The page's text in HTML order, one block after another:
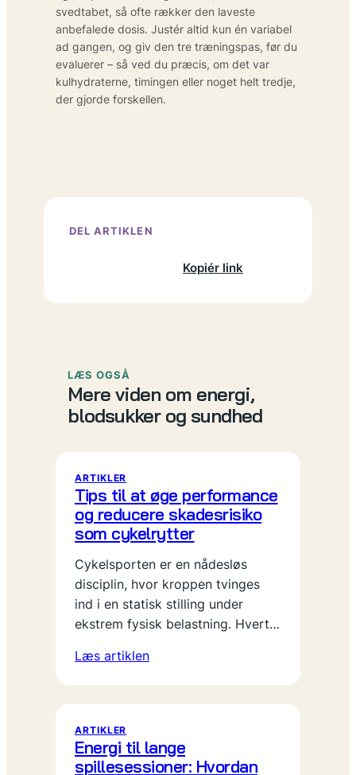
svedtabet, så ofte rækker den laveste
anbefalede dosis. Justér altid kun én variabel
ad gangen, og giv den tre træningspas, før du
evaluerer – så ved du præcis, om det var
kulhydraterne, timingen eller noget helt tredje,
der gjorde forskellen.
DEL ARTIKLEN
Kopiér link
LÆS OGSÅ
Mere viden om energi,
blodsukker og sundhed
ARTIKLER
Tips til at øge performance
og reducere skadesrisiko
som cykelrytter
Cykelsporten er en nådesløs
disciplin, hvor kroppen tvinges
ind i en statisk stilling under
ekstrem fysisk belastning. Hvert…
Læs artiklen
ARTIKLER
Energi til lange
spillesessioner: Hvordan